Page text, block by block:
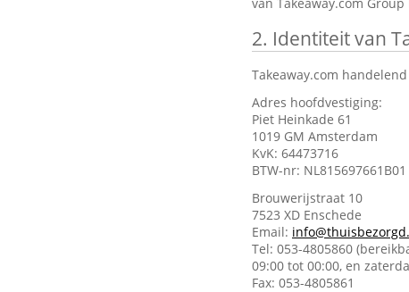
2. Identiteit van
Takeaway.com
Adres hoofdvestiging:
Piet Heinkade 61
1019 GM Amsterdam
KvK: 64473716
BTW-nr: NL815697661B01
Brouwerijstraat 10
7523 XD Enschede
Email:
Tel: 053-4805860
09:00 tot 00:00, en
Fax: 053-4805861